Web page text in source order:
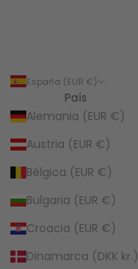
España (EUR €)
País
Alemania (EUR €)
Austria (EUR €)
Bélgica (EUR €)
Bulgaria (EUR €)
Croacia (EUR €)
Dinamarca (DKK kr.)